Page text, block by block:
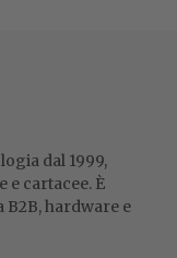
dal 1999,
e cartacee. È
hardware e